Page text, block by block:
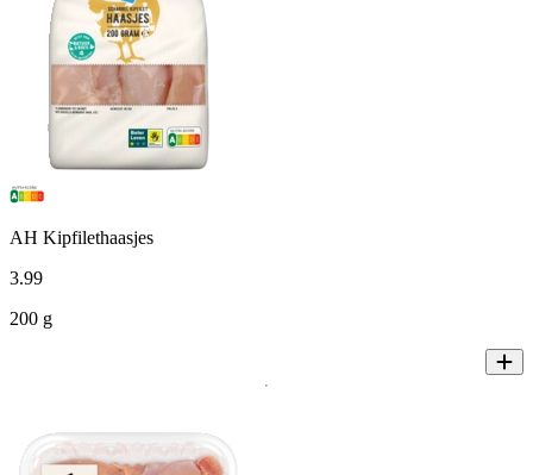
AH Kipfilethaasjes
3.99
200 g